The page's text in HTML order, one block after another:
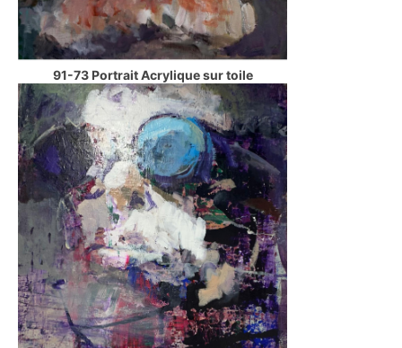
91-73 Portrait Acrylique sur toile